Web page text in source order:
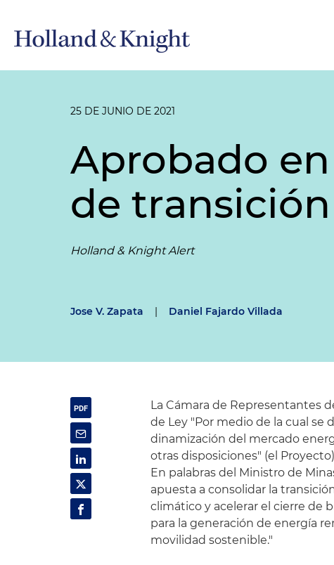
25 DE JUNIO DE 2021
Aprobado
de
Holland & Knight Alert
Jose V. Zapata | Daniel Fajardo Villada
La Cámara de Representantes
de Ley "Por medio de la cual se
dinamización del mercado
otras disposiciones" (el
En palabras del Ministro de
apuesta a consolidar la
climático y acelerar el cierre de
para la generación de energía
movilidad sostenible."